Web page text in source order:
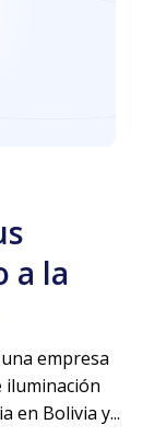
a la
empresa
iluminación
en Bolivia y...